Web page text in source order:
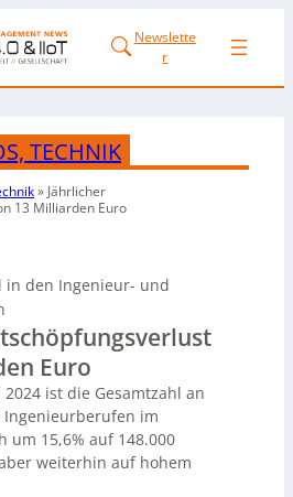
Newslette
r
TECHNIK
» Jährlicher
13 Milliarden Euro
in den Ingenieur- und
Euro
ist die Gesamtzahl an
im
um 15,6% auf 148.000
weiterhin auf hohem